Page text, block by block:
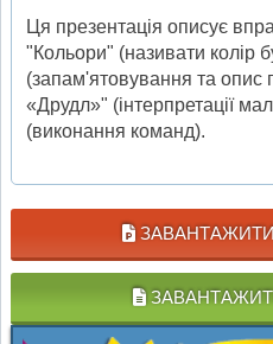
Ця презентація описує
"Кольори" (називати колір
(запам'ятовування та опис
«Друдл»" (інтерпретації
(виконання команд).